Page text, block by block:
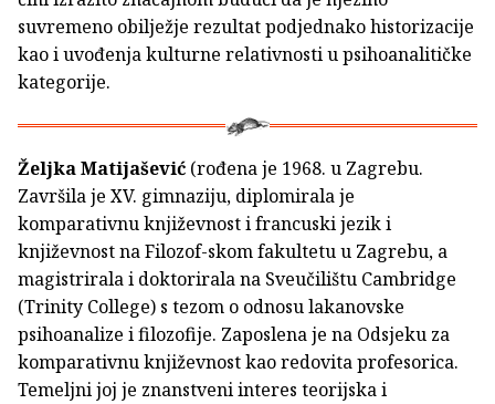
suvremeno obilježje rezultat podjednako historizacije
kao i uvođenja kulturne relativnosti u psihoanalitičke
kategorije.
Željka Matijašević (rođena je 1968. u Zagrebu.
Završila je XV. gimnaziju, diplomirala je
komparativnu književnost i francuski jezik i
književnost na Filozof-skom fakultetu u Zagrebu, a
magistrirala i doktorirala na Sveučilištu Cambridge
(Trinity College) s tezom o odnosu lakanovske
psihoanalize i filozofije. Zaposlena je na Odsjeku za
komparativnu književnost kao redovita profesorica.
Temeljni joj je znanstveni interes teorijska i